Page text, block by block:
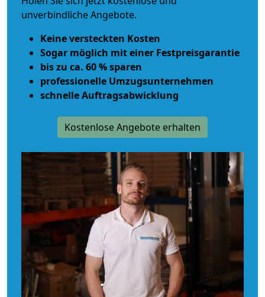
unverbindliche Angebote.
Keine versteckten Kosten
Sogar möglich mit einer Festpreisgarantie
bis zu ca. 60 % sparen
professionelle Umzugsunternehmen
schnelle Auftragsabwicklung
Kostenlose Angebote erhalten